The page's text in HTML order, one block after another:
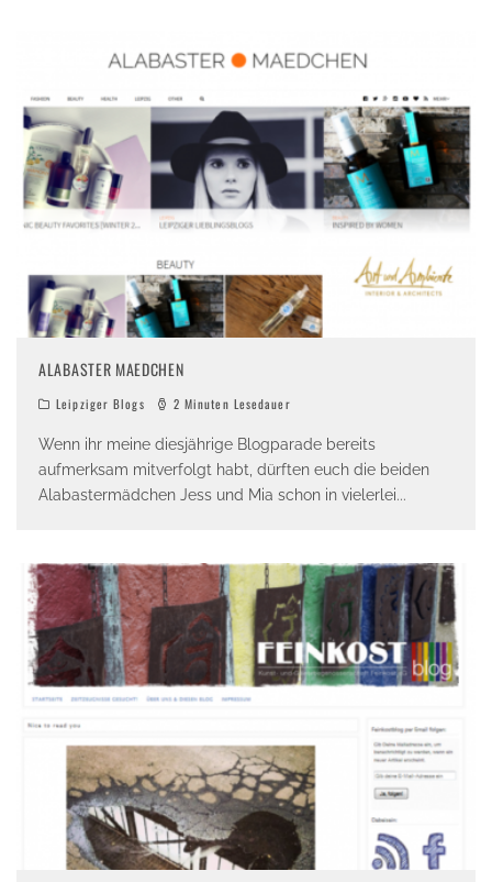
ALABASTER MAEDCHEN
Leipziger Blogs 2 Minuten Lesedauer
Wenn ihr meine diesjährige Blogparade bereits
aufmerksam mitverfolgt habt, dürften euch die beiden
Alabastermädchen Jess und Mia schon in vielerlei...